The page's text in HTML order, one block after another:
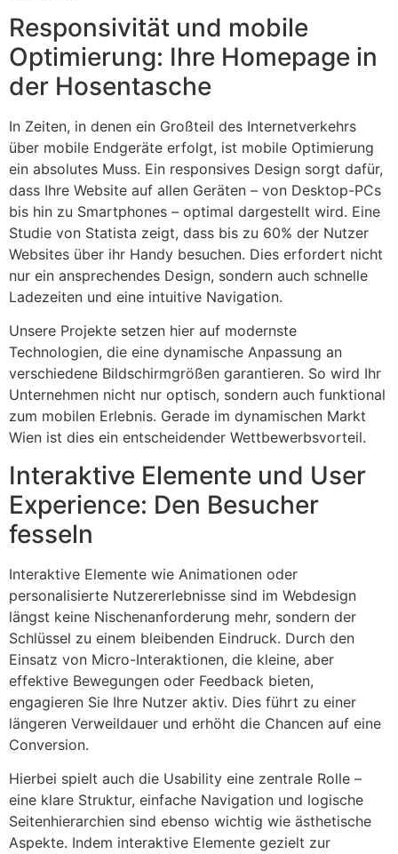
Responsivität und mobile
Optimierung: Ihre Homepage in
der Hosentasche
In Zeiten, in denen ein Großteil des Internetverkehrs
über mobile Endgeräte erfolgt, ist mobile Optimierung
ein absolutes Muss. Ein responsives Design sorgt dafür,
dass Ihre Website auf allen Geräten – von Desktop-PCs
bis hin zu Smartphones – optimal dargestellt wird. Eine
Studie von Statista zeigt, dass bis zu 60% der Nutzer
Websites über ihr Handy besuchen. Dies erfordert nicht
nur ein ansprechendes Design, sondern auch schnelle
Ladezeiten und eine intuitive Navigation.
Unsere Projekte setzen hier auf modernste
Technologien, die eine dynamische Anpassung an
verschiedene Bildschirmgrößen garantieren. So wird Ihr
Unternehmen nicht nur optisch, sondern auch funktional
zum mobilen Erlebnis. Gerade im dynamischen Markt
Wien ist dies ein entscheidender Wettbewerbsvorteil.
Interaktive Elemente und User
Experience: Den Besucher
fesseln
Interaktive Elemente wie Animationen oder
personalisierte Nutzererlebnisse sind im Webdesign
längst keine Nischenanforderung mehr, sondern der
Schlüssel zu einem bleibenden Eindruck. Durch den
Einsatz von Micro-Interaktionen, die kleine, aber
effektive Bewegungen oder Feedback bieten,
engagieren Sie Ihre Nutzer aktiv. Dies führt zu einer
längeren Verweildauer und erhöht die Chancen auf eine
Conversion.
Hierbei spielt auch die Usability eine zentrale Rolle –
eine klare Struktur, einfache Navigation und logische
Seitenhierarchien sind ebenso wichtig wie ästhetische
Aspekte. Indem interaktive Elemente gezielt zur